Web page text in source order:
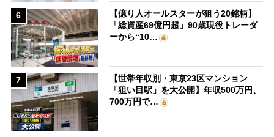
6
【億り人オールスターが狙う20銘柄】
「総資産69億円超」90歳現役トレーダ
ーから“10…
7
【世帯年収別・東京23区マンション
「狙い目駅」を大公開】年収500万円、
700万円で…